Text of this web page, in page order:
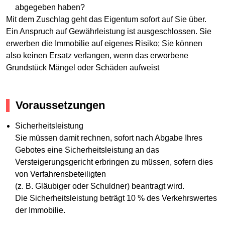
abgegeben haben?
Mit dem Zuschlag geht das Eigentum sofort auf Sie über.
Ein Anspruch auf Gewährleistung ist ausgeschlossen. Sie
erwerben die Immobilie auf eigenes Risiko; Sie können
also keinen Ersatz verlangen, wenn das erworbene
Grundstück Mängel oder Schäden aufweist
Voraussetzungen
Sicherheitsleistung
Sie müssen damit rechnen, sofort nach Abgabe Ihres
Gebotes eine Sicherheitsleistung an das
Versteigerungsgericht erbringen zu müssen, sofern dies
von Verfahrensbeteiligten
(z. B. Gläubiger oder Schuldner) beantragt wird.
Die Sicherheitsleistung beträgt 10 % des Verkehrswertes
der Immobilie.